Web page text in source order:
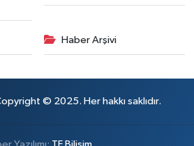
Haber Arşivi
© 2025. Her hakkı saklıdır.